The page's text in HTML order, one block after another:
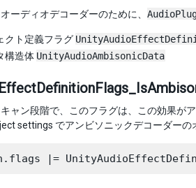
ーディオデコーダーのために、
クト定義フラグ
構造体 UnityAudioAmbisonicData
ャン段階で、このフラグは、この効果が
settings でアンビソニックデコーダーの